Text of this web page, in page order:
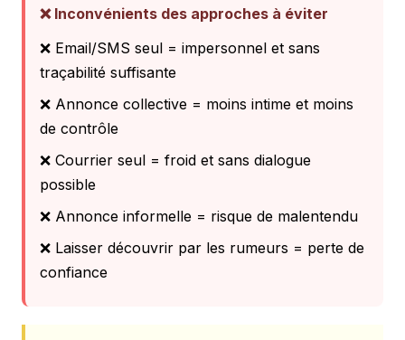
❌ Inconvénients des approches à éviter
❌ Email/SMS seul = impersonnel et sans
traçabilité suffisante
❌ Annonce collective = moins intime et moins
de contrôle
❌ Courrier seul = froid et sans dialogue
possible
❌ Annonce informelle = risque de malentendu
❌ Laisser découvrir par les rumeurs = perte de
confiance